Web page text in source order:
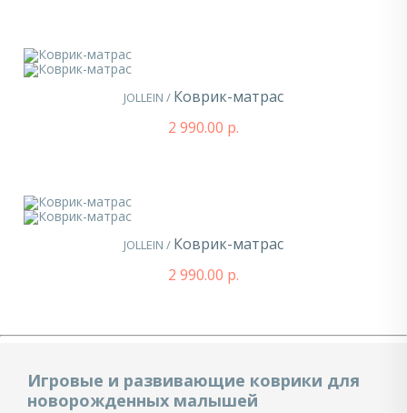
JOLLEIN / Коврик-матрас
2 990.00 р.
JOLLEIN / Коврик-матрас
2 990.00 р.
Игровые и развивающие коврики для
новорожденных малышей